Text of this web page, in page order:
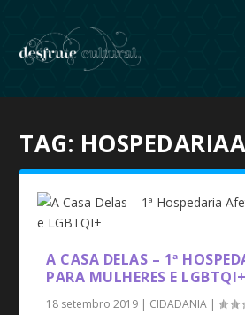
TAG:
A CASA DELAS – 1ª
PARA MULHERES E LGBTQI+
18 setembro 2019 | CIDADANIA |